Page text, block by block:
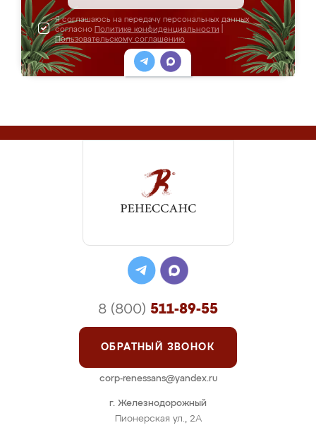
Я соглашаюсь на передачу персональных данных
согласно Политике конфиденциальности
Пользовательскому соглашению
г. Железнодорожный
Пионерская ул., 2А
8 (800) 511-89-55
ОБРАТНЫЙ ЗВОНОК
corp-renessans@yandex.ru